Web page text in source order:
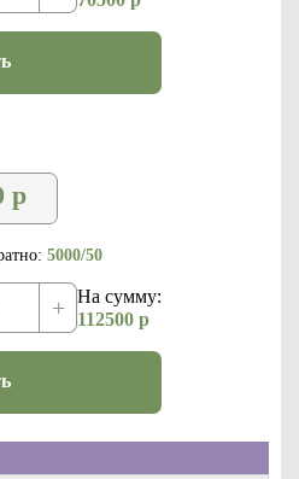
р
5000/50
+
На сумму:
112500 р